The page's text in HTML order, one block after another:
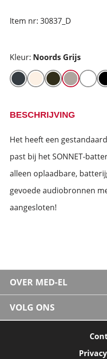
Item nr: 30837_D
Kleur: Noords Grijs
BESCHRIJVING
Het heeft een
past bij het SONNET-
alleen oplaadbare,
gevoede audiobronnen
aangesloten!
OVER MED-EL
VOLG ONS